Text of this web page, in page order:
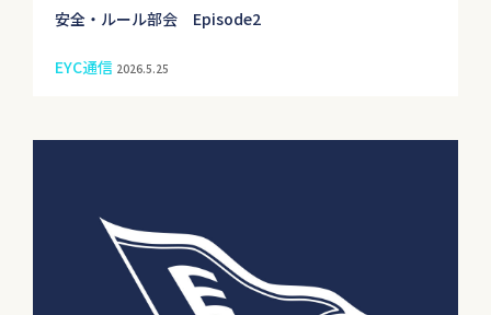
安全・ルール部会 Episode2
EYC通信 2026.5.25